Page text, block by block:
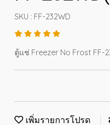
SKU : FF-232WD
ตู้แช่ Freezer No Frost FF-
เพิ่มรายการโปรด